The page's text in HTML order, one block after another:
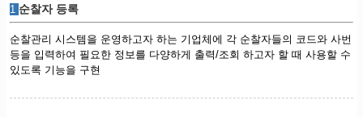
1 순찰자 등록
순찰관리 시스템을 운영하고자 하는 기업체에 각 순찰자들의 코드와 사번
등을 입력하여 필요한 정보를 다양하게 출력/조회 하고자 할 때 사용할 수
있도록 기능을 구현